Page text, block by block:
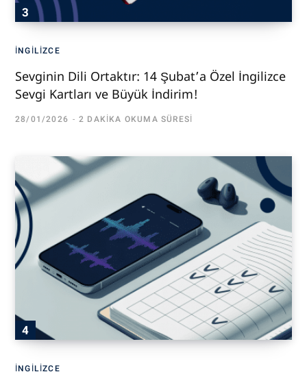
İNGILIZCE
Sevginin Dili Ortaktır: 14 Şubat’a Özel İngilizce
Sevgi Kartları ve Büyük İndirim!
28/01/2026 2 DAKIKA OKUMA SÜRESI
İNGILIZCE